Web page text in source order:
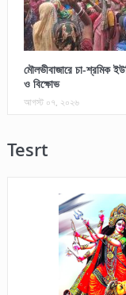
মৌলভীবাজারে চা-শ্রমিক
ও বিক্ষোভ
আগস্ট ০৭, ২০২৬
Tesrt